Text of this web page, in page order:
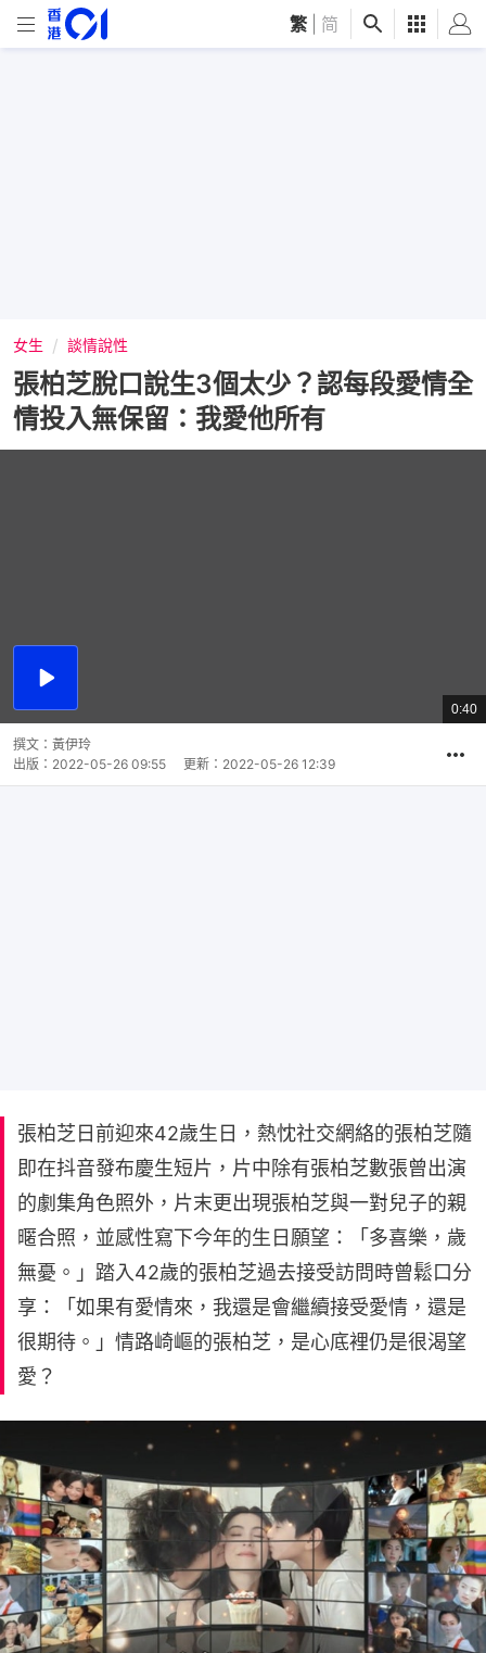
繁 简
女生 談情說性
張柏芝脫口說生3個太少？認每段愛情全
情投入無保留：我愛他所有
播
總
共
0:40
撰文： 黃伊玲
出版： 2022-05-26 09:55 更新： 2022-05-26 12:39
張柏芝日前迎來42歲生日，熱忱社交網絡的張柏芝隨
即在抖音發布慶生短片，片中除有張柏芝數張曾出演
的劇集角色照外，片末更出現張柏芝與一對兒子的親
暱合照，並感性寫下今年的生日願望：「多喜樂，歲
無憂。」踏入42歲的張柏芝過去接受訪問時曾鬆口分
享：「如果有愛情來，我還是會繼續接受愛情，還是
很期待。」情路崎嶇的張柏芝，是心底裡仍是很渴望
愛？